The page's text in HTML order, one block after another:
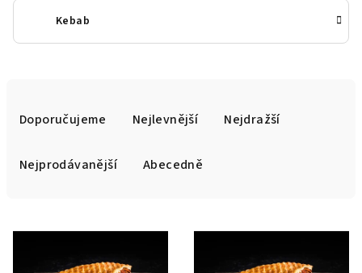
Kebab
p
Doporučujeme Nejlevnější Nejdražší
Nejprodávanější Abecedně